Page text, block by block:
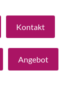
Kontakt
Angebot